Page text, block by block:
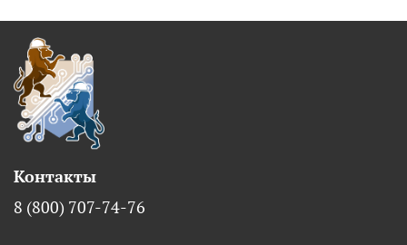
Контакты
8 (800) 707-74-76